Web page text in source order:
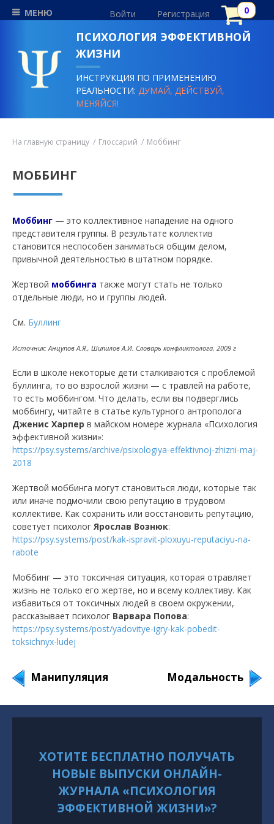
МЕНЮ Войти Регистрация
ПСИХОЛОГИЯ ЭФФЕКТИВНОЙ
ЖИЗНИ
ИНСТРУКЦИЯ ПО ПРИМЕНЕНИЮ
РЕАЛЬНОСТИ:ДУМАЙ, ДЕЙСТВУЙ,
МЕНЯЙСЯ!
На главную страницу Глоссарий Моббинг
МОББИНГ
Моббинг — это коллективное нападение на одного
представителя группы. В результате коллектив
становится неспособен заниматься общим делом,
привычной деятельностью в штатном порядке.
Жертвой моббинга также могут стать не только
отдельные люди, но и группы людей.
См. Буллинг
Источник: Анцупов А.Я., Шипилов А.И. Словарь конфликтолога, 2009 г
Если в школе некоторые дети сталкиваются с проблемой
буллинга, то во взрослой жизни — с травлей на работе,
то есть моббингом. Что делать, если вы подверглись
моббингу, читайте в статье культурного антрополога
Дженис Харпер в майском номере журнала «Психология
эффективной жизни»:
https://psy.systems/archive/psixologiya-effektivnoj-zhizni-maj-
2018
Жертвой моббинга могут становиться люди, которые так
или иначе подмочили свою репутацию в трудовом
коллективе. Как сохранить или восстановить репутацию,
советует психолог Ярослав Вознюк:
https://psy.systems/post/kak-ispravit-ploxuyu-reputaciyu-na-
rabote
Моббинг — это токсичная ситуация, которая отравляет
жизнь не только его жертве, но и всему коллективу. Как
избавиться от токсичных людей в своем окружении,
рассказывает психолог Варвара Попова:
https://psy.systems/post/yadovitye-igry-kak-pobedit-
toksichnyx-ludej
Манипуляция Модальность
ХОТИТЕ БЕСПЛАТНО ПОЛУЧАТЬ
НОВЫЕ ВЫПУСКИ ОНЛАЙН-
ЖУРНАЛА «ПСИХОЛОГИЯ
ЭФФЕКТИВНОЙ ЖИЗНИ»?